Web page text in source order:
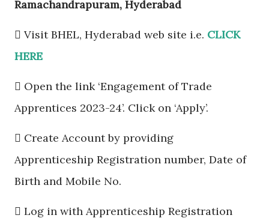
Ramachandrapuram, Hyderabad
 Visit BHEL, Hyderabad web site i.e. CLICK
HERE
 Open the link ‘Engagement of Trade
Apprentices 2023-24’. Click on ‘Apply’.
 Create Account by providing
Apprenticeship Registration number, Date of
Birth and Mobile No.
 Log in with Apprenticeship Registration